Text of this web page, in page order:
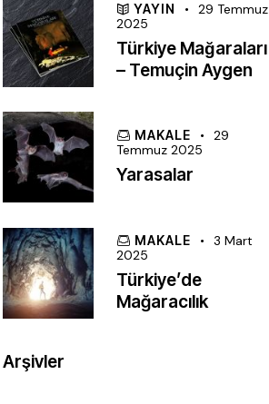
YAYIN
29 Temmuz
2025
Türkiye Mağaraları
– Temuçin Aygen
MAKALE
29
Temmuz 2025
Yarasalar
MAKALE
3 Mart
2025
Türkiye’de
Mağaracılık
Arşivler